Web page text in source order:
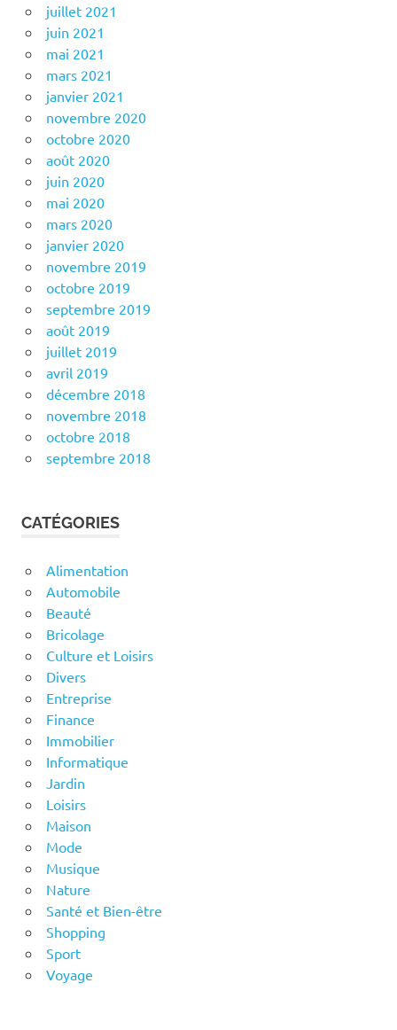
juillet 2021
juin 2021
mai 2021
mars 2021
janvier 2021
novembre 2020
octobre 2020
août 2020
juin 2020
mai 2020
mars 2020
janvier 2020
novembre 2019
octobre 2019
septembre 2019
août 2019
juillet 2019
avril 2019
décembre 2018
novembre 2018
octobre 2018
septembre 2018
CATÉGORIES
Alimentation
Automobile
Beauté
Bricolage
Culture et Loisirs
Divers
Entreprise
Finance
Immobilier
Informatique
Jardin
Loisirs
Maison
Mode
Musique
Nature
Santé et Bien-être
Shopping
Sport
Voyage